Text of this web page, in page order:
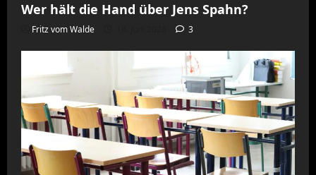
Wer hält die Hand über Jens Spahn?
Fritz vom Walde 3